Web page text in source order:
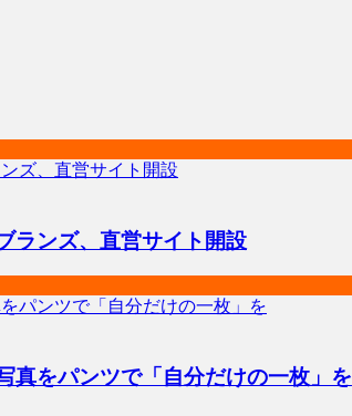
ランズ、直営サイト開設
真をパンツで「自分だけの一枚」を